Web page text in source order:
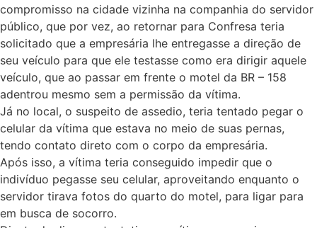
compromisso na cidade vizinha na companhia do servidor
público, que por vez, ao retornar para Confresa teria
solicitado que a empresária lhe entregasse a direção de
seu veículo para que ele testasse como era dirigir aquele
veículo, que ao passar em frente o motel da BR – 158
adentrou mesmo sem a permissão da vítima.
Já no local, o suspeito de assedio, teria tentado pegar o
celular da vítima que estava no meio de suas pernas,
tendo contato direto com o corpo da empresária.
Após isso, a vítima teria conseguido impedir que o
indivíduo pegasse seu celular, aproveitando enquanto o
servidor tirava fotos do quarto do motel, para ligar para
em busca de socorro.